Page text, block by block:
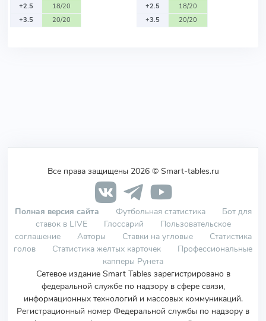
+2.5
18/20
+3.5
20/20
+2.5
18/20
+3.5
20/20
Все права защищены 2026 © Smart-tables.ru
Полная версия сайта Футбольная статистика
Бот для
ставок в LIVE
Глоссарий
Пользовательское
соглашение
Авторы Ставки на угловые
Статистика
голов
Статистика желтых карточек
Профессиональные
капперы Рунета
Сетевое издание Smart Tables зарегистрировано в
федеральной службе по надзору в сфере связи,
информационных технологий и массовых коммуникаций.
Регистрационный номер Федеральной службы по надзору в